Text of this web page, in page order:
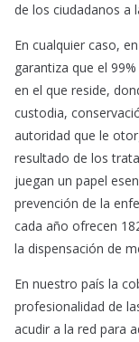
de los ciudadanos a
En cualquier caso,
garantiza que el
en el que reside,
custodia,
autoridad que le
resultado de los
juegan un papel
prevención de la
cada año ofrecen
la dispensación de
En nuestro país la
profesionalidad de
acudir a la red para